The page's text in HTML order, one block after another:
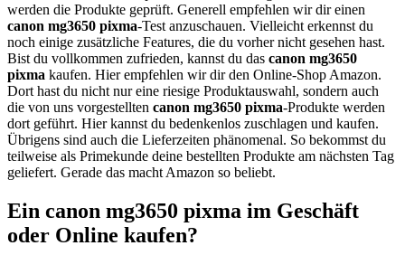
werden die Produkte geprüft. Generell empfehlen wir dir einen
canon mg3650 pixma-Test anzuschauen. Vielleicht erkennst du
noch einige zusätzliche Features, die du vorher nicht gesehen hast.
Bist du vollkommen zufrieden, kannst du das canon mg3650
pixma kaufen. Hier empfehlen wir dir den Online-Shop Amazon.
Dort hast du nicht nur eine riesige Produktauswahl, sondern auch
die von uns vorgestellten canon mg3650 pixma-Produkte werden
dort geführt. Hier kannst du bedenkenlos zuschlagen und kaufen.
Übrigens sind auch die Lieferzeiten phänomenal. So bekommst du
teilweise als Primekunde deine bestellten Produkte am nächsten Tag
geliefert. Gerade das macht Amazon so beliebt.
Ein canon mg3650 pixma im Geschäft
oder Online kaufen?